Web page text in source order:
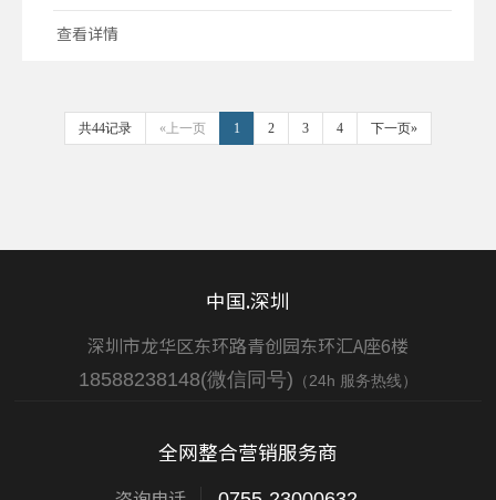
的排名顺序。这个算法被称为Google搜索算
下：关键词…
查看详情
共44记录 «上一页 1 2 3 4 下一页»
中国.深圳
深圳市龙华区东环路青创园东环汇A座6楼
18588238148(微信同号) （24h 服务热线）
全网整合营销服务商